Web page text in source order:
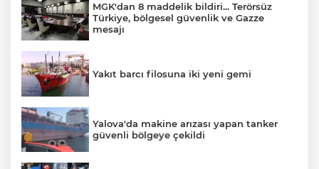
MGK'dan 8 maddelik bildiri... Terörsüz
Türkiye, bölgesel güvenlik ve Gazze
mesajı
Yakıt barcı filosuna iki yeni gemi
Yalova'da makine arızası yapan tanker
güvenli bölgeye çekildi